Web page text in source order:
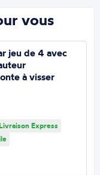
vous
jeu de 4 avec
à visser
Express